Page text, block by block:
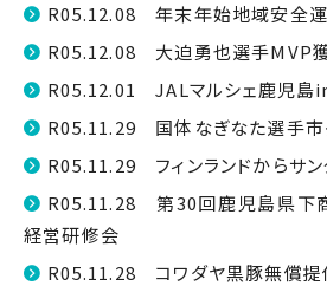
R05.12.08 年末年始地域安全
R05.12.08 大迫勇也選手MVP
R05.12.01 JALマルシェ鹿児島
R05.11.29 国体なぎなた選手市
R05.11.29 フィンランドからサ
R05.11.28 第30回鹿児島県下
経営研修会
R05.11.28 コワダヤ黒豚無償提